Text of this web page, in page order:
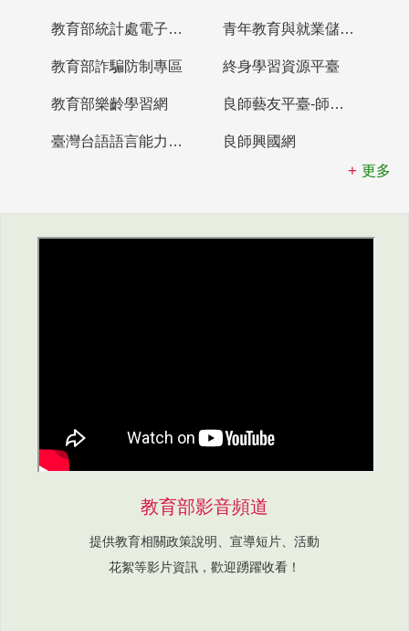
教育部統計處電子書櫃 青年教育與就業儲蓄帳戶
教育部詐騙防制專區 終身學習資源平臺
教育部樂齡學習網 良師藝友平臺-師資培育整合平臺
臺灣台語語言能力認證網站
良師興國網
更多
教育部影音頻道
提供教育相關政策說明、宣導短片、活動
花絮等影片資訊，歡迎踴躍收看！